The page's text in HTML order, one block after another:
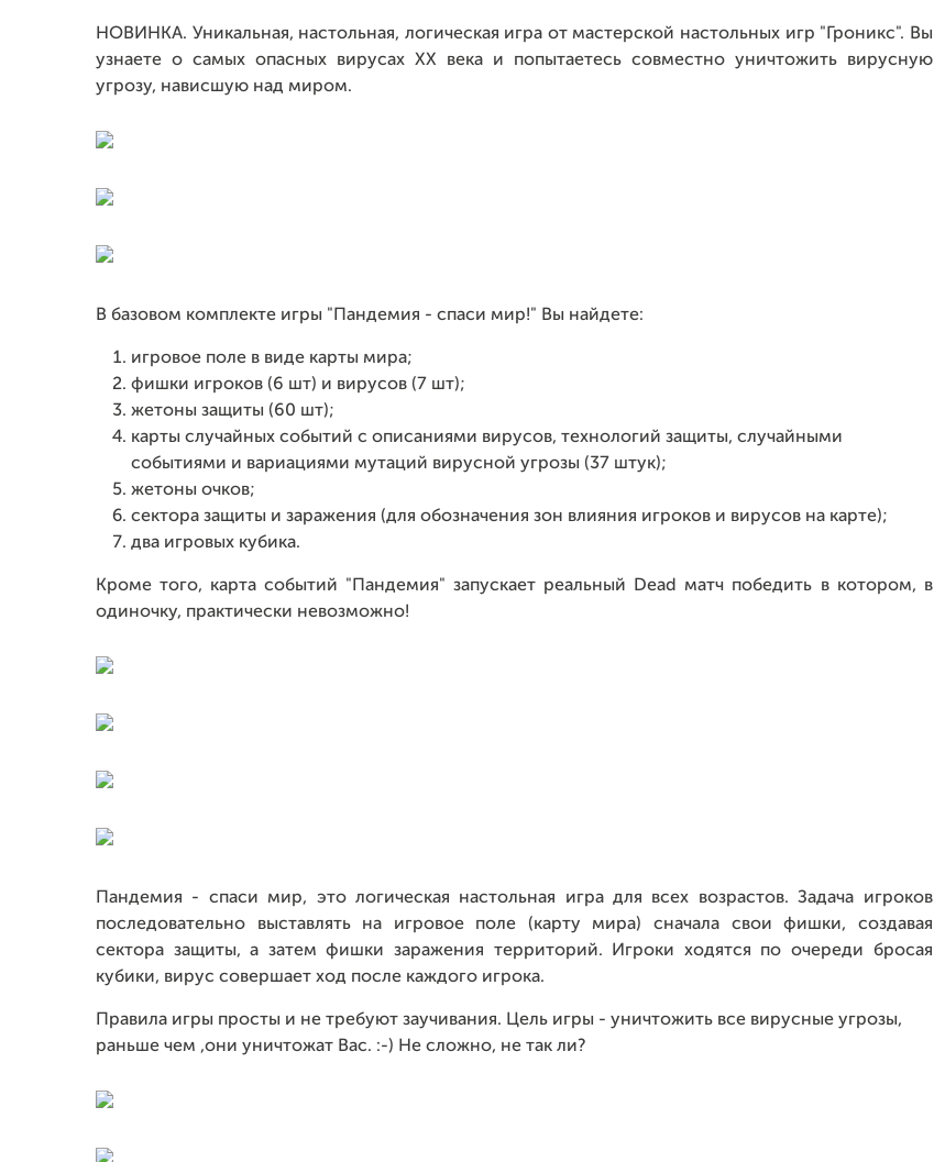
НОВИНКА. Уникальная, настольная, логическая игра от мастерской настольных игр "Гроникс". Вы
узнаете о самых опасных вирусах XX века и попытаетесь совместно уничтожить вирусную
угрозу, нависшую над миром.
В базовом комплекте игры "Пандемия - спаси мир!" Вы найдете:
игровое поле в виде карты мира;
фишки игроков (6 шт) и вирусов (7 шт);
жетоны защиты (60 шт);
карты случайных событий с описаниями вирусов, технологий защиты, случайными
событиями и вариациями мутаций вирусной угрозы (37 штук);
жетоны очков;
сектора защиты и заражения (для обозначения зон влияния игроков и вирусов на карте);
два игровых кубика.
Кроме того, карта событий "Пандемия" запускает реальный Dead матч победить в котором, в
одиночку, практически невозможно!
Пандемия - спаси мир, это логическая настольная игра для всех возрастов. Задача игроков
последовательно выставлять на игровое поле (карту мира) сначала свои фишки, создавая
сектора защиты, а затем фишки заражения территорий. Игроки ходятся по очереди бросая
кубики, вирус совершает ход после каждого игрока.
Правила игры просты и не требуют заучивания. Цель игры - уничтожить все вирусные угрозы,
раньше чем ,они уничтожат Вас. :-) Не сложно, не так ли?